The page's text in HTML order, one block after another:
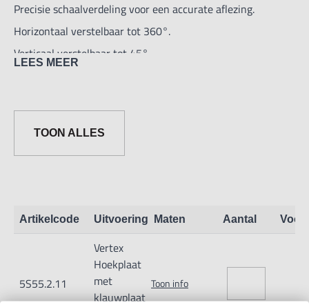
Precisie schaalverdeling voor een accurate aflezing.
Horizontaal verstelbaar tot 360°.
Verticaal verstelbaar tot 45°.
- Tolerantie +/- 0.1 mm/ 100mm
LEES MEER
TOON ALLES
Artikelcode Uitvoering Maten Aantal
5S55.2.11
Vertex
Hoekplaat
met
klauwplaat
Toon info